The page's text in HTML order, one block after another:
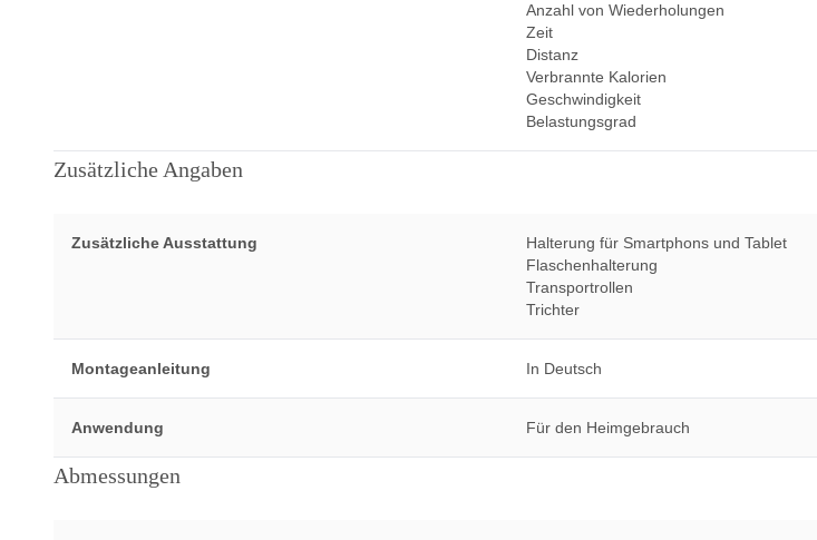
Anzahl von Wiederholungen
Zeit
Distanz
Verbrannte Kalorien
Geschwindigkeit
Belastungsgrad
Zusätzliche Angaben
Zusätzliche Ausstattung
Halterung für Smartphons und Tablet
Flaschenhalterung
Transportrollen
Trichter
Montageanleitung In Deutsch
Anwendung Für den Heimgebrauch
Abmessungen